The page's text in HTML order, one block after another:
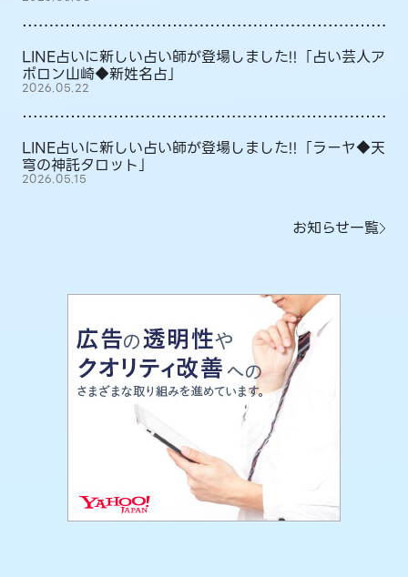
LINE占いに新しい占い師が登場しました!!「占い芸人ア
ポロン山崎◆新姓名占」
2026.05.22
LINE占いに新しい占い師が登場しました!!「ラーヤ◆天
穹の神託タロット」
2026.05.15
お知らせ一覧